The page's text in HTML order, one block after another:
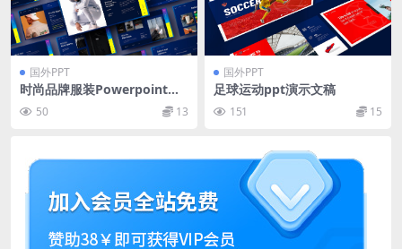
国外PPT
时尚品牌服装Powerpoint幻
灯片模板 Nicole – Business
PowerPoint Template
50 13
国外PPT
足球运动ppt演示文稿
151 15